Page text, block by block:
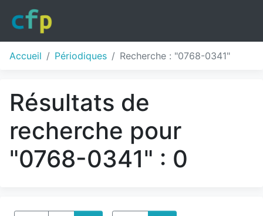
Accueil Périodiques Recherche : "0768-0341"
Résultats de
recherche pour
"0768-0341" : 0